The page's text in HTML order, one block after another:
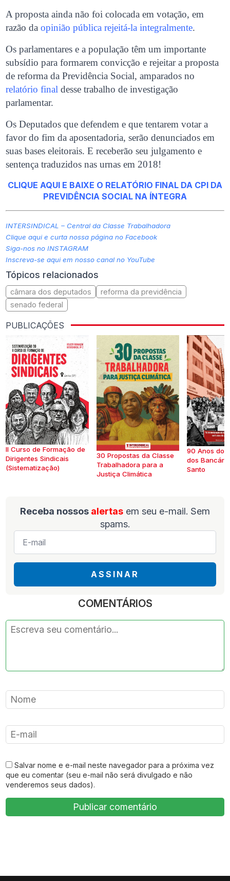
A proposta ainda não foi colocada em votação, em
razão daopinião pública rejeitá-la integralmente.
Os parlamentares e a população têm um importante
subsídio para formarem convicção e rejeitar a proposta
de reforma da Previdência Social, amparados no
relatório final desse trabalho de investigação
parlamentar.
Os Deputados que defendem e que tentarem votar a
favor do fim da aposentadoria, serão denunciados em
suas bases eleitorais. E receberão seu julgamento e
sentença traduzidos nas urnas em 2018!
CLIQUE AQUI E BAIXE O RELATÓRIO FINAL DA CPI DA
PREVIDÊNCIA SOCIAL NA ÍNTEGRA
INTERSINDICAL – Central da Classe Trabalhadora
Clique aqui e curta nossa página no Facebook
Siga-nos no INSTAGRAM
Inscreva-se aqui em nosso canal no YouTube
Tópicos relacionados
câmara dos deputados
reforma da previdência
senado federal
PUBLICAÇÕES
II Curso de Formação de
Dirigentes Sindicais
(Sistematização)
30 Propostas da Classe
Trabalhadora para a
Justiça Climática
90 Anos do
dos
Santo
Receba nossos alertas em seu e-mail. Sem
spams.
E-
mail
ASSINAR
COMENTÁRIOS
Salvar nome e e-mail neste navegador para a próxima vez
que eu comentar (seu e-mail não será divulgado e não
venderemos seus dados).